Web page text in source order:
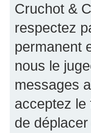
Cruchot &
respectez
permanent
nous le
messages
acceptez le
de